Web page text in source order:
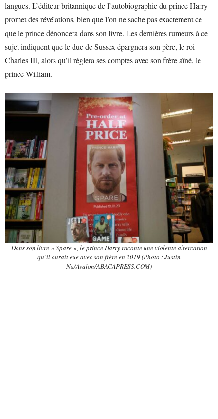
langues. L’éditeur britannique de l’autobiographie du prince Harry
promet des révélations, bien que l’on ne sache pas exactement ce
que le prince dénoncera dans son livre. Les dernières rumeurs à ce
sujet indiquent que le duc de Sussex épargnera son père, le roi
Charles III, alors qu’il réglera ses comptes avec son frère aîné, le
prince William.
Dans son livre « Spare », le prince Harry raconte une violente altercation
qu’il aurait eue avec son frère en 2019 (Photo : Justin
Ng/Avalon/ABACAPRESS.COM)